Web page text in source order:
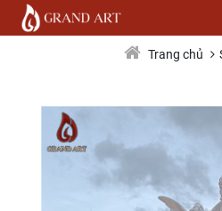
Trang chủ